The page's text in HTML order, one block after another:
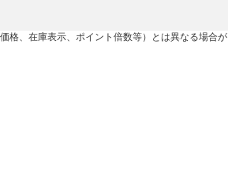
格、在庫表示、ポイント倍数等）とは異なる場合が